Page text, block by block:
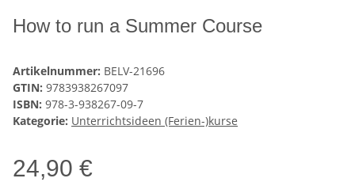
How to run a Summer Course
Artikelnummer: BELV-21696
GTIN: 9783938267097
ISBN: 978-3-938267-09-7
Kategorie: Unterrichtsideen (Ferien-)kurse
24,90 €